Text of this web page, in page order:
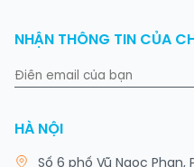
NHẬN THÔNG TIN CỦA
HÀ NỘI
Số 6 phố Vũ Ngọc Phan,